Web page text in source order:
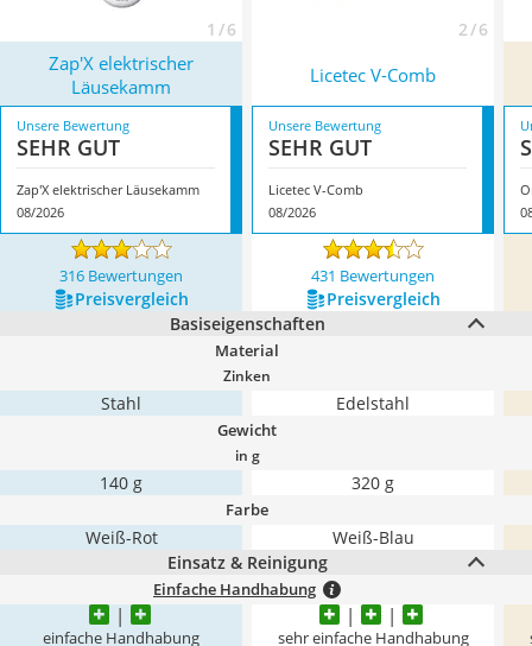
1 / 6 2 / 6
Zap'X elektrischer
Läusekamm
Licetec V-Comb
Unsere Bewertung
SEHR GUT
Zap'X elektrischer Läusekamm
08/2026
Unsere Bewertung
SEHR GUT
Licetec V-Comb
08/2026
316 Bewertungen 431 Bewertungen
Preis­vergleich
Preis­vergleich
Basiseigenschaften
Material
Zinken
Stahl Edelstahl
Gewicht
in g
140 g 320 g
Farbe
Weiß-Rot
Weiß-Blau
Einsatz & Reinigung
Einfache Handhabung
einfache Handhabung sehr einfache Handhabung